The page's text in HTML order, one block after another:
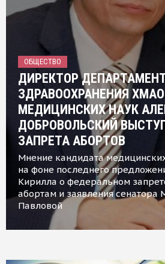
ОБЩЕСТВО
ДИРЕКТОР
ЗДРАВООХРАНЕНИЯ
МЕДИЦИНСКИХ НАУК
ДОБРОВОЛЬСКИЙ
ЗАПРЕТА АБОРТОВ
Мнение кандидата
на фоне последнего
Кирилла о федеральном
абортам и заявления сенатора
Павловой